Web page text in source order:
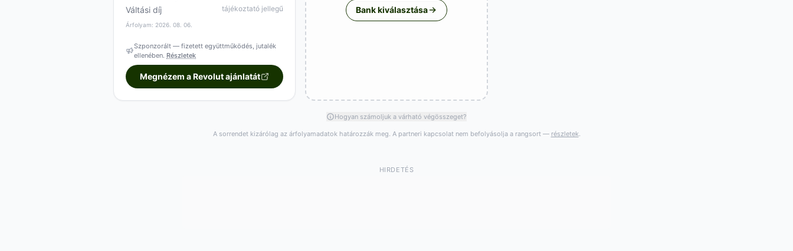
Váltási díj
tájékoztató jellegű
Árfolyam: 2026. 08. 06.
Szponzorált — fizetett együttműködés, jutalék
ellenében. Részletek
Megnézem a Revolut ajánlatát
Bank kiválasztása
Hogyan számoljuk a várható végösszeget?
A sorrendet kizárólag az árfolyamadatok határozzák meg. A partneri kapcsolat nem befolyásolja a rangsort — részletek
HIRDETÉS